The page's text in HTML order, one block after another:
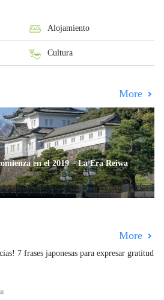
Alojamiento
Cultura
More
en el 2019 – La Era Reiwa
More
7 frases japonesas para expresar gratitud